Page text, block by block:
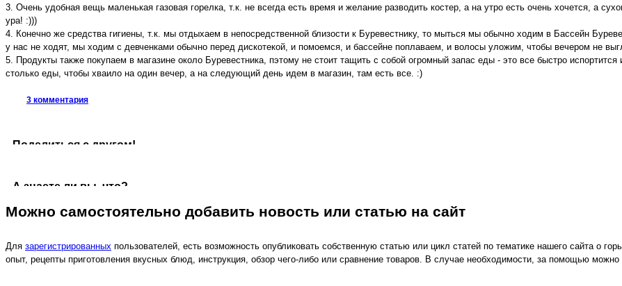
3. Очень удобная вещь маленькая газовая горелка, т.к. не всегда есть время и желание разводить костер, а на утро есть очень хочется, а
ура! :)))
4. Конечно же средства гигиены, т.к. мы отдыхаем в непосредственной близости к Буревестнику, то мыться мы обычно ходим в Бассейн
у нас не ходят, мы ходим с девченками обычно перед дискотекой, и помоемся, и бассейне поплаваем, и волосы уложим, чтобы вечером не
5. Продукты также покупаем в магазине около Буревестника, пэтому не стоит тащить с собой огромный запас еды - это все быстро
столько еды, чтобы хваило на один вечер, а на следующий день идем в магазин, там есть все. :)
3 комментария
Поделиться с другом!
А знаете ли вы, что?
Можно самостоятельно добавить новость или статью на сайт
Для зарегистрированных пользователей, есть возможность опубликовать собственную статью или цикл статей по тематике нашего сайта о
опыт, рецепты приготовления вкусных блюд, инструкция, обзор чего-либо или сравнение товаров. В случае необходимости, за помощью можно